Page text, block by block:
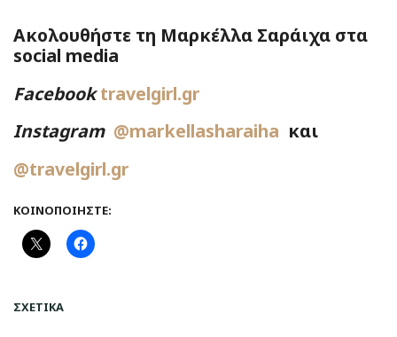
Ακολουθήστε τη Μαρκέλλα Σαράιχα στα
social media
Facebook travelgirl.gr
Instagram @markellasharaiha και
@travelgirl.gr
ΚΟΙΝΟΠΟΙΉΣΤΕ:
ΣΧΕΤΙΚΆ